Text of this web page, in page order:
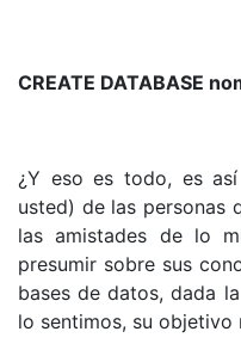
CREATE DATABASE
¿Y eso es todo, es
usted) de las personas
las amistades de lo
presumir sobre sus
bases de datos, dada
lo sentimos, su objetivo